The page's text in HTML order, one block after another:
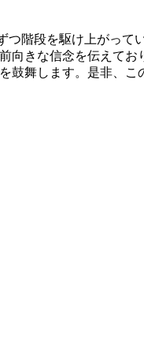
階段を駆け上がって
向きな信念を伝えてお
鼓舞します。是非、こ